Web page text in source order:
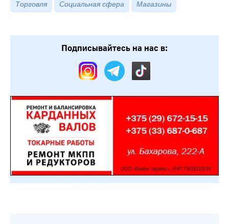
Торговля Социальная сфера Магазины
Подписывайтесь на нас в: